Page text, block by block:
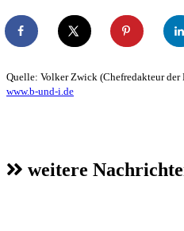
Quelle: Volker Zwick (Chefredakteur
www.b-und-i.de
weitere